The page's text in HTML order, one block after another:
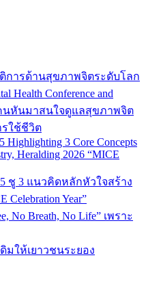
การด้านสุขภาพจิตระดับโลก
Health Conference and
คนหันมาสนใจดูแลสุขภาพจิต
ใช้ชีวิต
Highlighting 3 Core Concepts
Heralding 2026 “MICE
ชู 3 แนวคิดหลักหัวใจสร้าง
Year”
No Breath, No Life” เพราะ
มให้เยาวชนระยอง